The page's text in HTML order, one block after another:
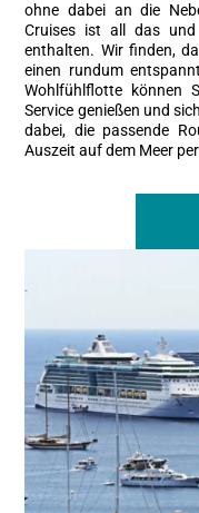
ohne dabei an die
Cruises ist all das
enthalten. Wir finden,
einen rundum
Wohlfühlflotte können
Service genießen und
dabei, die passende
Auszeit auf dem Meer